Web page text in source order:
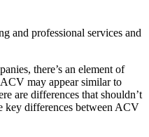
and professional services and
there’s an element of
may appear similar to
are differences that shouldn’t
key differences between ACV